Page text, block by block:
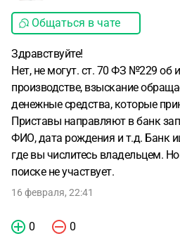
Общаться в чате
Здравствуйте!
Нет, не могут. ст. 70 ФЗ №229 об
производстве, взыскание
денежные средства, которые
Приставы направляют в банк
ФИО, дата рождения и т.д. Банк
где вы числитесь владельцем.
поиске не участвует.
16 февраля, 22:41
0 0